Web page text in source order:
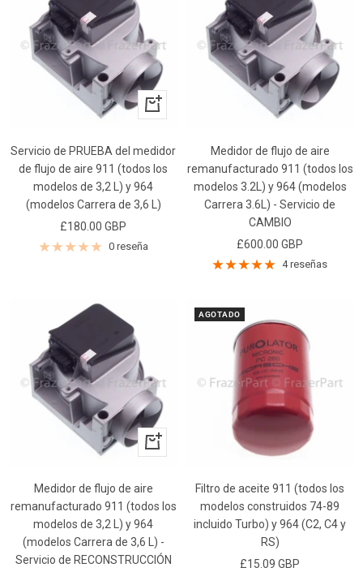
+
Añadir
Servicio de PRUEBA del medidor
de flujo de aire 911 (todos los
modelos de 3,2 L) y 964
(modelos Carrera de 3,6 L)
Precio
de
£180.00 GBP
0 reseña
Medidor de flujo de aire
remanufacturado 911 (todos los
modelos 3.2L) y 964 (modelos
Carrera 3.6L) - Servicio de
CAMBIO
Precio
de
£600.00 GBP
4 reseñas
+
Añadir
Medidor de flujo de aire
remanufacturado 911 (todos los
modelos de 3,2 L) y 964
(modelos Carrera de 3,6 L) -
Servicio de RECONSTRUCCIÓN
AGOTADO
Filtro de aceite 911 (todos los
modelos construidos 74-89
incluido Turbo) y 964 (C2, C4 y
RS)
Precio
£15.09 GBP